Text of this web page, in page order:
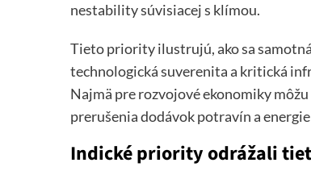
nestability súvisiacej s klímou.
Tieto priority ilustrujú, ako sa
technologická suverenita a kritická
Najmä pre rozvojové ekonomiky
prerušenia dodávok potravín a
Indické priority odrážali